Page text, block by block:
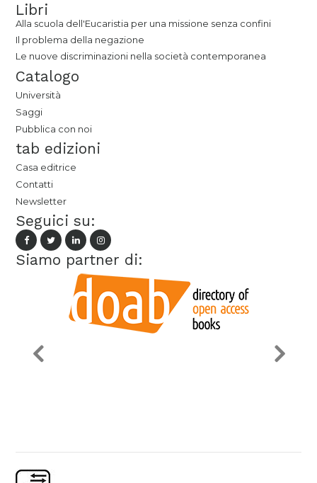
Libri
Alla scuola dell'Eucaristia per una missione senza confini
Il problema della negazione
Le nuove discriminazioni nella società contemporanea
Catalogo
Università
Saggi
Pubblica con noi
tab edizioni
Casa editrice
Contatti
Newsletter
Seguici su:
Siamo partner di: